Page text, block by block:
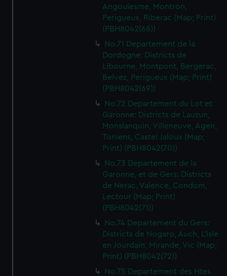
Angoulesme, Montron,
Perigueux, Riberac (Map; Print)
(PBH8042(68))
No.71 Departement de la
Dordogne: Districts de
Libourne, Montpont, Bergerac,
Belvez, Perigueux (Map; Print)
(PBH8042(69))
No.72 Departement du Lot et
Garonne: Districts de Lauzun,
Monslanquin, Villeneuve, Agen,
Toniens, Castel Jaloux (Map;
Print) (PBH8042(70))
No.73 Departement de la
Garonne, et de Gers: Districts
de Nerac, Valence, Condom,
Lectour (Map; Print)
(PBH8042(71))
No.74 Departement du Gers:
Districts de Nogaro, Auch, L'Isle
en Jourdain, Mirande, Vic (Map;
Print) (PBH8042(72))
No.75 Departement des Htes